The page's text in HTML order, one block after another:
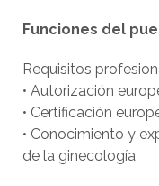
Funciones del
Requisitos
• Autorización
• Certificación
• Conocimiento y
de la ginecología